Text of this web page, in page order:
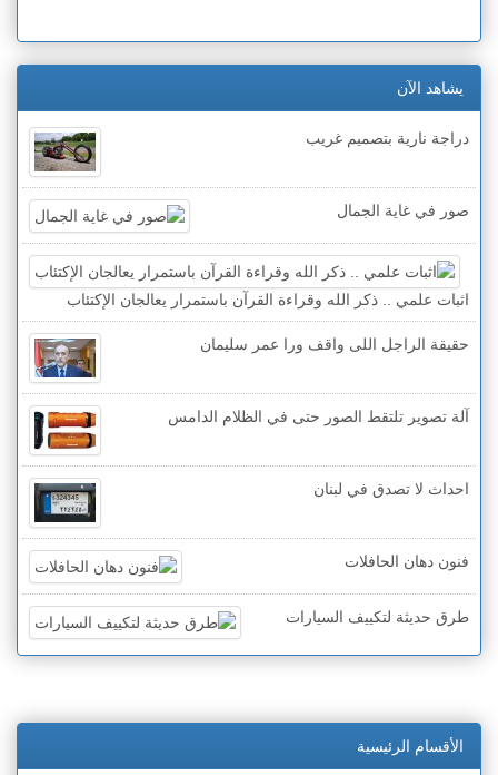
يشاهد الآن
دراجة نارية بتصميم غريب
صور في غاية الجمال
اثبات علمي .. ذكر الله وقراءة القرآن باستمرار يعالجان الإكتئاب
حقيقة الراجل اللى واقف ورا عمر سليمان
آلة تصوير تلتقط الصور حتى في الظلام الدامس
احداث لا تصدق في لبنان
فنون دهان الحافلات
طرق حديثة لتكييف السيارات
الأقسام الرئيسية